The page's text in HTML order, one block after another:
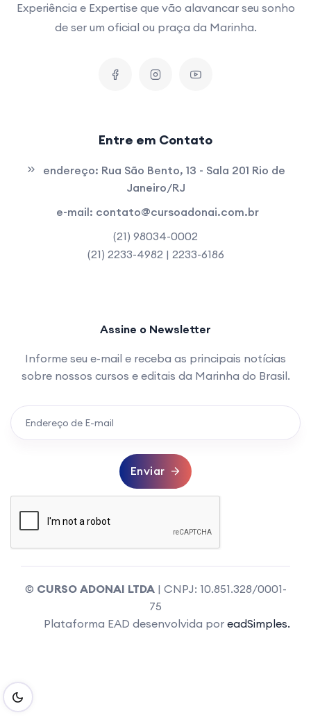
Experiência e Expertise que vão alavancar seu sonho
de ser um oficial ou praça da Marinha.
Entre em Contato
endereço: Rua São Bento, 13 - Sala 201 Rio de
Janeiro/RJ
e-mail: contato@cursoadonai.com.br
(21) 98034-0002
(21) 2233-4982 | 2233-6186
Assine o Newsletter
Informe seu e-mail e receba as principais notícias
sobre nossos cursos e editais da Marinha do Brasil.
Enviar
© CURSO ADONAI LTDA| CNPJ: 10.851.328/0001-
75
Plataforma EAD desenvolvida por eadSimples.